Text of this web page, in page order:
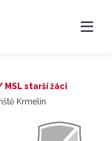
MSL starší žáci
Krmelín